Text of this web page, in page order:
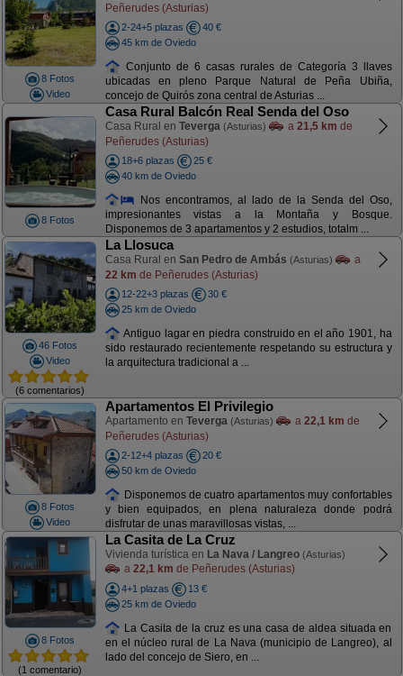
8 Fotos
Video
Peñerudes (Asturias)
2-24+5 plazas
40 €
45 km de Oviedo
Conjunto de 6 casas rurales de Categoría 3 llaves
ubicadas en pleno Parque Natural de Peña Ubiña,
concejo de Quirós zona central de Asturias ...
8 Fotos
Casa Rural Balcón Real Senda del Oso
Casa Rural en Teverga (Asturias) a 21,5 km de
Peñerudes (Asturias)
18+6 plazas
25 €
40 km de Oviedo
Nos encontramos, al lado de la Senda del Oso,
impresionantes vistas a la Montaña y Bosque.
Disponemos de 3 apartamentos y 2 estudios, totalm ...
46 Fotos
Video
(6 comentarios)
La Llosuca
Casa Rural en San Pedro de Ambás (Asturias)
a
22 km de Peñerudes (Asturias)
12-22+3 plazas
30 €
25 km de Oviedo
Antiguo lagar en piedra construido en el año 1901, ha
sido restaurado recientemente respetando su estructura y
la arquitectura tradicional a ...
8 Fotos
Video
Apartamentos El Privilegio
Apartamento en Teverga (Asturias) a 22,1 km de
Peñerudes (Asturias)
2-12+4 plazas
20 €
50 km de Oviedo
Disponemos de cuatro apartamentos muy confortables
y bien equipados, en plena naturaleza donde podrá
disfrutar de unas maravillosas vistas, ...
8 Fotos
(1 comentario)
La Casita de La Cruz
Vivienda turística en La Nava / Langreo (Asturias)
a 22,1 km de Peñerudes (Asturias)
4+1 plazas
13 €
25 km de Oviedo
La Casita de la cruz es una casa de aldea situada en
en el núcleo rural de La Nava (municipio de Langreo), al
lado del concejo de Siero, en ...